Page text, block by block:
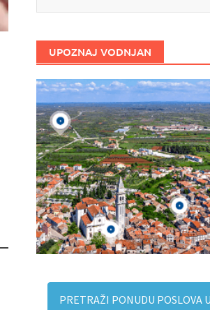
UPOZNAJ VODNJAN
PRETRAŽI PONUDU POSLOVA